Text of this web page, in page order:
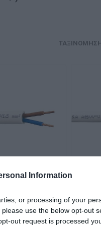
Information
or processing of your
use the below opt-out
out request is processed
A05VV-U
0,88 €